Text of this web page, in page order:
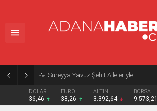
Süreyya Yavuz Şehit Aileleriyle…
DOLAR
36,46
EURO
38,26
ALTIN
3.392,64
BORSA
9.573,21